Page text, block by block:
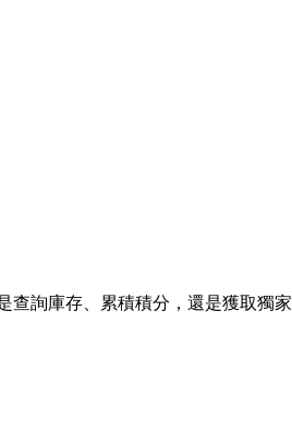
查詢庫存、累積積分，還是獲取獨